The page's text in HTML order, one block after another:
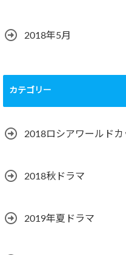
2018年5月
カテゴリー
2018ロシアワールドカ
2018秋ドラマ
2019年夏ドラマ